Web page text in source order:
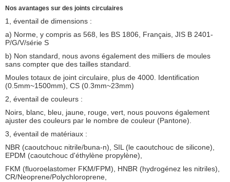
Nos avantages sur des joints circulaires
1, éventail de dimensions :
a) Norme, y compris as 568, les BS 1806, Français, JIS B 2401-
P/G/V/série S
b) Non standard, nous avons également des milliers de moules
sans compter que des tailles standard.
Moules totaux de joint circulaire, plus de 4000. Identification
(0.5mm~1500mm), CS (0.3mm~23mm)
2, éventail de couleurs :
Noirs, blanc, bleu, jaune, rouge, vert, nous pouvons également
ajuster des couleurs par le nombre de couleur (Pantone).
3, éventail de matériaux :
NBR (caoutchouc nitrile/buna-n), SIL (le caoutchouc de silicone),
EPDM (caoutchouc d'éthylène propylène),
FKM (fluoroelastomer FKM/FPM), HNBR (hydrogénez les nitriles),
CR/Neoprene/Polychloroprene,